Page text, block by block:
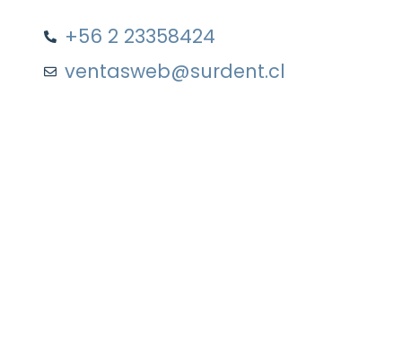
+56 2 23358424
ventasweb@surdent.cl